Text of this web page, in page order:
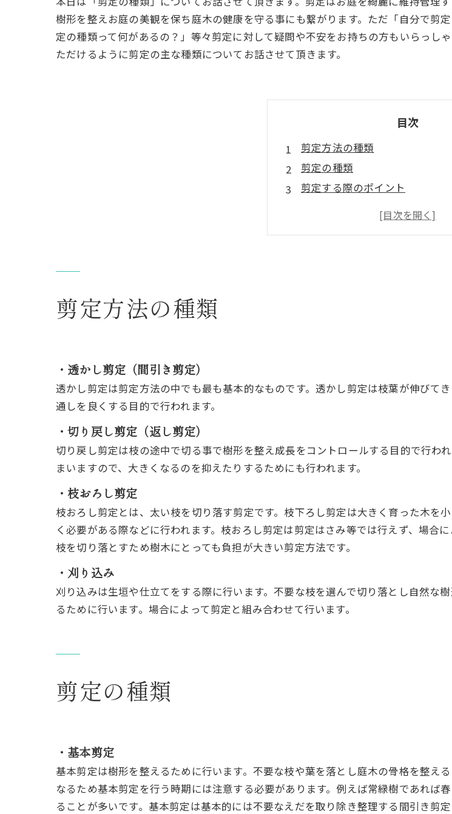
樹形を整えお庭の美観を保ち庭木の健康を守る事にも繋がります。ただ「自分で剪
定の種類って何があるの？」等々剪定に対して疑問や不安をお持ちの方もいらっし
ただけるように剪定の主な種類についてお話させて頂きます。
目次
剪定方法の種類
剪定の種類
剪定する際のポイント
剪定方法の種類
・透かし剪定（間引き剪定）
透かし剪定は剪定方法の中でも最も基本的なものです。透かし剪定は枝葉が伸びて
通しを良くする目的で行われます。
・切り戻し剪定（返し剪定）
切り戻し剪定は枝の途中で切る事で樹形を整え成長をコントロールする目的で行わ
まいますので、大きくなるのを抑えたりするためにも行われます。
・枝おろし剪定
枝おろし剪定とは、太い枝を切り落す剪定です。枝下ろし剪定は大きく育った木を
く必要がある際などに行われます。枝おろし剪定は剪定はさみ等では行えず、場合
枝を切り落とすため樹木にとっても負担が大きい剪定方法です。
・刈り込み
刈り込みは生垣や仕立てをする際に行います。不要な枝を選んで切り落とし自然な
るために行います。場合によって剪定と組み合わせて行います。
剪定の種類
・基本剪定
基本剪定は樹形を整えるために行います。不要な枝や葉を落とし庭木の骨格を整え
なるため基本剪定を行う時期には注意する必要があります。例えば常緑樹であれば
ることが多いです。基本剪定は基本的には不要なえだを取り除き整理する間引き剪